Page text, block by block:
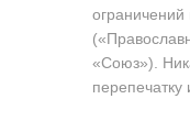
«Союз»).
перепечатку